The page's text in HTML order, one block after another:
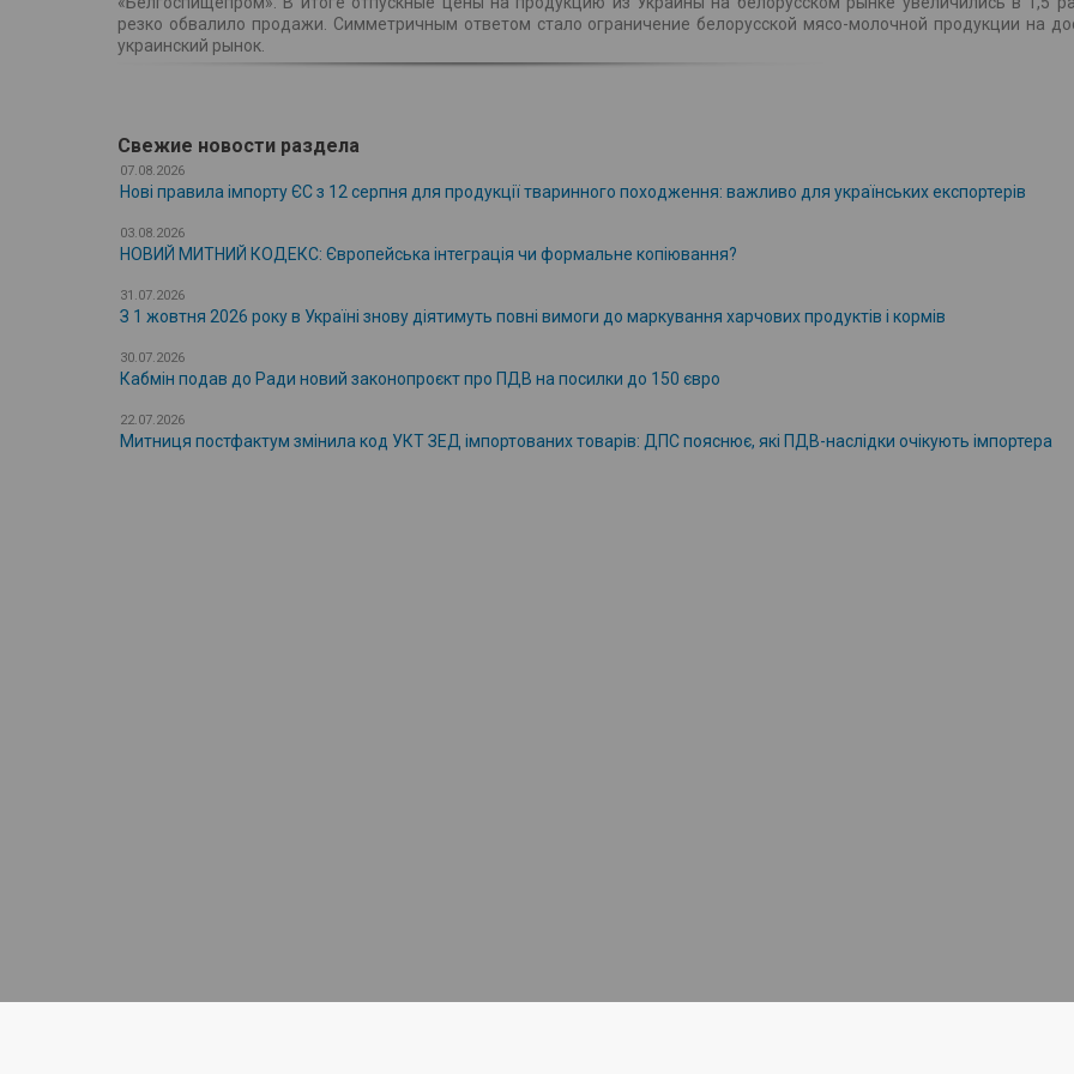
резко обвалило продажи. Симметричным ответом стало ограничение белорусской мясо-молочной продукции на
украинский рынок.
Свежие новости раздела
07.08.2026
Нові правила імпорту ЄС з 12 серпня для продукції тваринного походження: важливо для українських експортерів
03.08.2026
НОВИЙ МИТНИЙ КОДЕКС: Європейська інтеграція чи формальне копіювання?
31.07.2026
З 1 жовтня 2026 року в Україні знову діятимуть повні вимоги до маркування харчових продуктів і кормів
30.07.2026
Кабмін подав до Ради новий законопроєкт про ПДВ на посилки до 150 євро
22.07.2026
Митниця постфактум змінила код УКТ ЗЕД імпортованих товарів: ДПС пояснює, які ПДВ-наслідки очікують імпортера